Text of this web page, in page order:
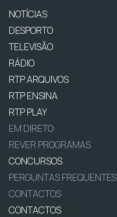
NOTÍCIAS
DESPORTO
TELEVISÃO
RÁDIO
RTP ARQUIVOS
RTP ENSINA
RTP PLAY
EM DIRETO
REVER PROGRAMAS
CONCURSOS
PERGUNTAS FREQUENTES
CONTACTOS
CONTACTOS